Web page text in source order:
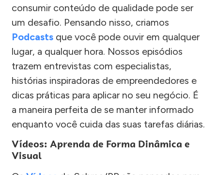
consumir conteúdo de qualidade pode ser
um desafio. Pensando nisso, criamos
Podcasts que você pode ouvir em qualquer
lugar, a qualquer hora. Nossos episódios
trazem entrevistas com especialistas,
histórias inspiradoras de empreendedores e
dicas práticas para aplicar no seu negócio. É
a maneira perfeita de se manter informado
enquanto você cuida das suas tarefas diárias.
Vídeos: Aprenda de Forma Dinâmica e
Visual